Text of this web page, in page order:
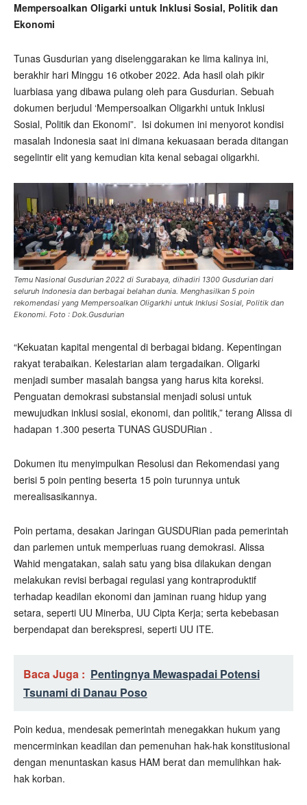
Mempersoalkan Oligarki untuk Inklusi Sosial, Politik dan
Ekonomi
Tunas Gusdurian yang diselenggarakan ke lima kalinya ini,
berakhir hari Minggu 16 otkober 2022. Ada hasil olah pikir
luarbiasa yang dibawa pulang oleh para Gusdurian. Sebuah
dokumen berjudul ‘Mempersoalkan Oligarkhi untuk Inklusi
Sosial, Politik dan Ekonomi”. Isi dokumen ini menyorot kondisi
masalah Indonesia saat ini dimana kekuasaan berada ditangan
segelintir elit yang kemudian kita kenal sebagai oligarkhi.
Temu Nasional Gusdurian 2022 di Surabaya, dihadiri 1300 Gusdurian dari
seluruh Indonesia dan berbagai belahan dunia. Menghasilkan 5 poin
rekomendasi yang Mempersoalkan Oligarkhi untuk Inklusi Sosial, Politik dan
Ekonomi. Foto : Dok.Gusdurian
“Kekuatan kapital mengental di berbagai bidang. Kepentingan
rakyat terabaikan. Kelestarian alam tergadaikan. Oligarki
menjadi sumber masalah bangsa yang harus kita koreksi.
Penguatan demokrasi substansial menjadi solusi untuk
mewujudkan inklusi sosial, ekonomi, dan politik,” terang Alissa di
hadapan 1.300 peserta TUNAS GUSDURian .
Dokumen itu menyimpulkan Resolusi dan Rekomendasi yang
berisi 5 poin penting beserta 15 poin turunnya untuk
merealisasikannya.
Poin pertama, desakan Jaringan GUSDURian pada pemerintah
dan parlemen untuk memperluas ruang demokrasi. Alissa
Wahid mengatakan, salah satu yang bisa dilakukan dengan
melakukan revisi berbagai regulasi yang kontraproduktif
terhadap keadilan ekonomi dan jaminan ruang hidup yang
setara, seperti UU Minerba, UU Cipta Kerja; serta kebebasan
berpendapat dan berekspresi, seperti UU ITE.
Baca Juga : Pentingnya Mewaspadai Potensi
Tsunami di Danau Poso
Poin kedua, mendesak pemerintah menegakkan hukum yang
mencerminkan keadilan dan pemenuhan hak-hak konstitusional
dengan menuntaskan kasus HAM berat dan memulihkan hak-
hak korban.